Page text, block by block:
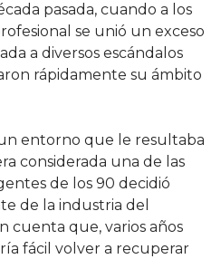
pasada, cuando a los
se unió un exceso
a diversos escándalos
rápidamente su ámbito
entorno que le resultaba
considerada una de las
de los 90 decidió
de la industria del
cuenta que, varios años
fácil volver a recuperar